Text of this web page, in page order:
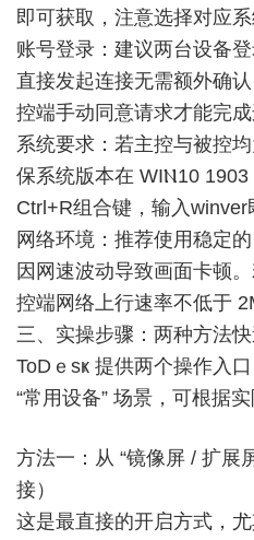
即可获取，注意选择对应系
账号登录：建议两台设备
直接发起连接无需额外确
控端手动同意请求才能完成
系统要求：若主控与被控
保系统版本在 WIⲚ10
Ctrl+R组合键，输入winver
网络环境：推荐使用稳定
因网速波动导致画面卡顿
控端网络上行速率不低于
三、实操步骤：两种方法
ToDｅsҝ 提供两个操作入
“常用设备” 场景，可根据实
方法一：从 “镜像屏 / 扩展
接）
这是最直接的开启方式，